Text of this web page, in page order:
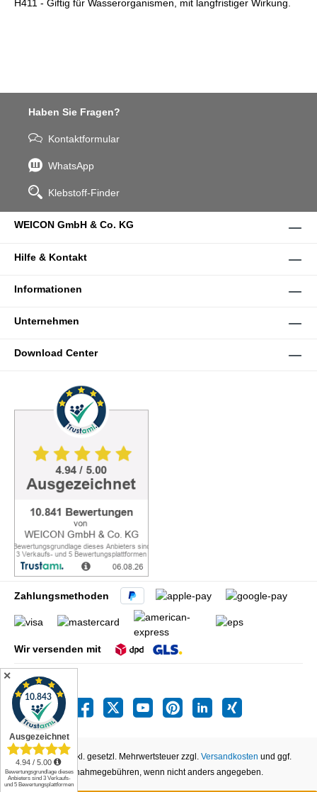
H411 - Giftig für Wasserorganismen, mit langfristiger Wirkung.
Haben Sie Fragen?
Kontaktformular
WhatsApp
Klebstoff-Finder
WEICON GmbH & Co. KG
Hilfe & Kontakt
Informationen
Unternehmen
Download Center
Zahlungsmethoden
Wir versenden mit
Alle Preise inkl. gesetzl. Mehrwertsteuer zzgl. Versandkosten und ggf.
Nachnahmegebühren, wenn nicht anders angegeben.
✕